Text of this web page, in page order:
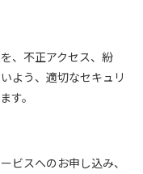
、不正アクセス、紛
よう、適切なセキュリ
す。
ビスへのお申し込み、